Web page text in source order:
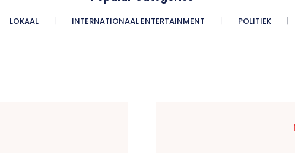
LOKAAL INTERNATIONAAL ENTERTAINMENT POLITIEK